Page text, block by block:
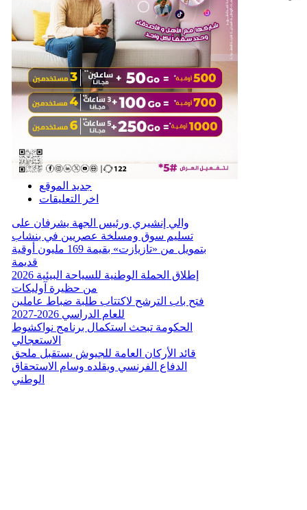
جديد الموقع
اخر التعليقات
والي إنشيري ورئيس الجهة يشرفان على
تسليم سوق ومسلخة عصريين في بنشاب
بتمويل من «تازيازت» بقيمة 169 مليون أوقية
قديمة
إطلاق الحملة الوطنية للسياحة البيئية 2026
من حظيرة آوليكات
فتح باب الترشح لاكتتاب طلبة ضباط عاملين
للعام الدراسي 2026-2027
الحكومة تبحث استكمال برنامج نواكشوط
الاستعجالي
قائد الأركان العامة للجيوش يستقبل ملحق
الدفاع الفرنسي ويقلده وسام الاستحقاق
الوطني